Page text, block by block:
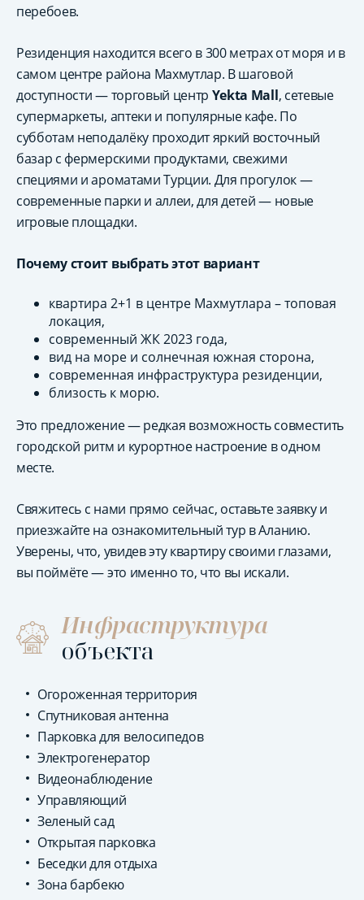
перебоев.
Резиденция находится всего в 300 метрах от моря и в
самом центре района Махмутлар. В шаговой
доступности — торговый центр Yekta Mall, сетевые
супермаркеты, аптеки и популярные кафе. По
субботам неподалёку проходит яркий восточный
базар с фермерскими продуктами, свежими
специями и ароматами Турции. Для прогулок —
современные парки и аллеи, для детей — новые
игровые площадки.
Почему стоит выбрать этот вариант
квартира 2+1 в центре Махмутлара – топовая
локация,
современный ЖК 2023 года,
вид на море и солнечная южная сторона,
современная инфраструктура резиденции,
близость к морю.
Это предложение — редкая возможность совместить
городской ритм и курортное настроение в одном
месте.
Свяжитесь с нами прямо сейчас, оставьте заявку и
приезжайте на ознакомительный тур в Аланию.
Уверены, что, увидев эту квартиру своими глазами,
вы поймёте — это именно то, что вы искали.
Инфраструктура
объекта
Огороженная территория
Спутниковая антенна
Парковка для велосипедов
Электрогенератор
Видеонаблюдение
Управляющий
Зеленый сад
Открытая парковка
Беседки для отдыха
Зона барбекю